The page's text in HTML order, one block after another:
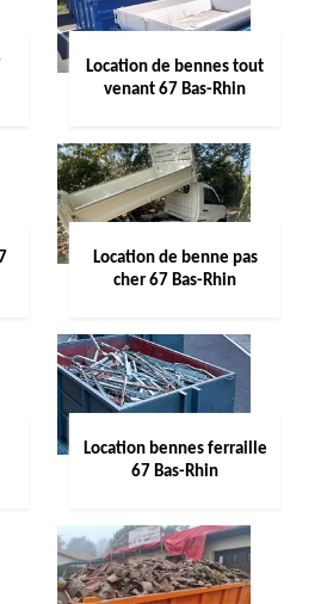
Location de bennes tout
venant 67 Bas-Rhin
Location de benne pas
cher 67 Bas-Rhin
Location bennes ferraille
67 Bas-Rhin